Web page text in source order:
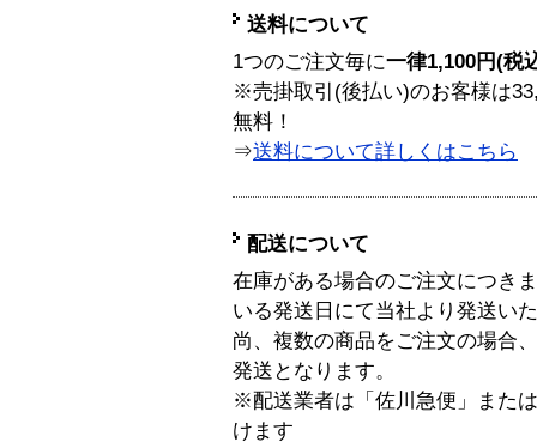
送料について
1つのご注文毎に一律1,100円(税
※売掛取引(後払い)のお客様は
無料！
⇒送料について詳しくはこちら
配送について
在庫がある場合のご注文につき
いる発送日にて当社より発送い
尚、複数の商品をご注文の場合
発送となります。
※配送業者は「佐川急便」また
けます